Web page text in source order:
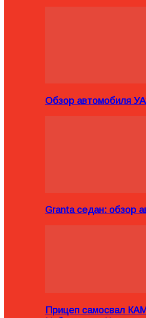
Обзор автомобиля
Granta седан: обзор
Прицеп самосвал